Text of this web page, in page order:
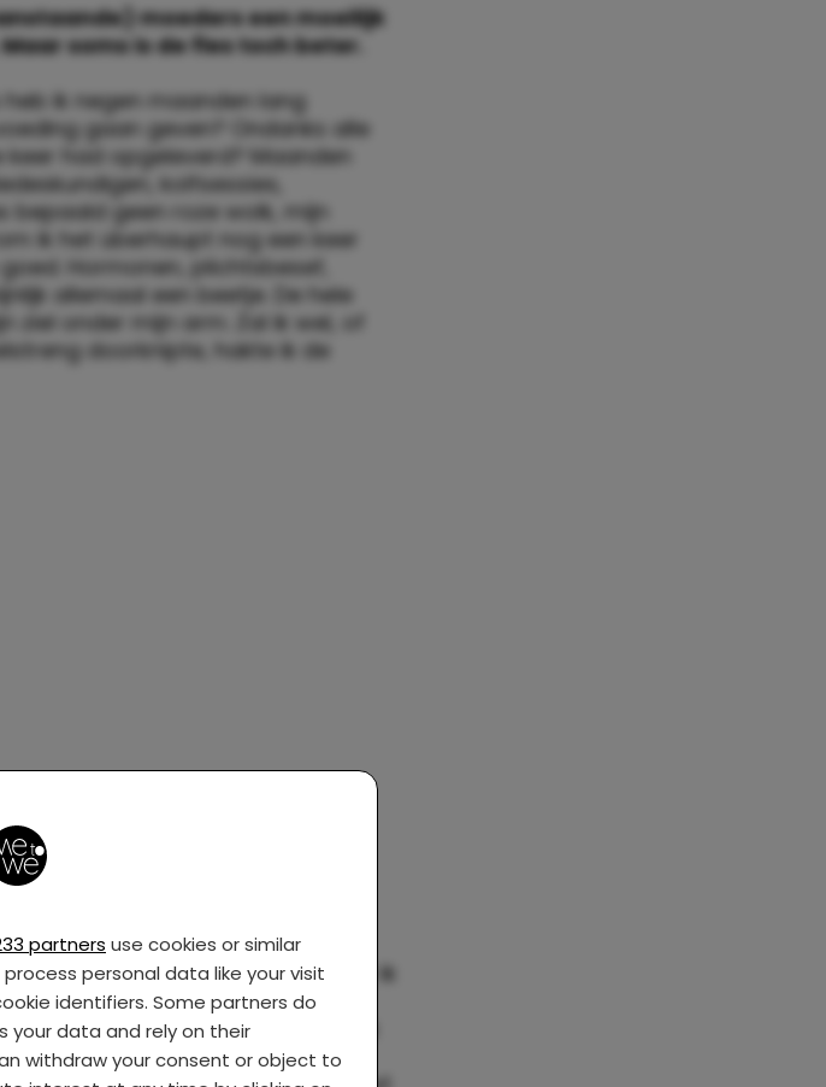
partners use cookies or similar
personal data like your visit
identifiers. Some partners do
your data and rely on their
withdraw your consent or object to
moeders een moeilijk
soms is de fles toch beter.
heb ik negen maanden lang
gaan geven? Ondanks alle
had opgeleverd? Maanden
kolfsessies,
bepaald geen roze wolk, mijn
ik het überhaupt nog een keer
Hormonen, plichtsbesef,
allemaal een beetje. De hele
ziel onder mijn arm. Zal ik wel, of
doorknipte, hakte ik de
en ik kan volmondig zeggen: ik
nog, achteraf gezien wilde ik dat ik
ook mijn twee oudsten geen
had wat ik nu weet, was ik
dit is geen pleidooi